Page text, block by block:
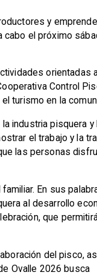
y
cabo el próximo
orientadas
Control
turismo en la
industria pisquera y
el trabajo y la
las personas
En sus
al desarrollo
que
del pisco,
Ovalle 2026 busca